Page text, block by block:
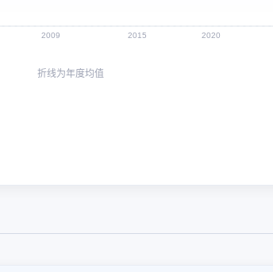
2009 2015 2020
折线为年度均值